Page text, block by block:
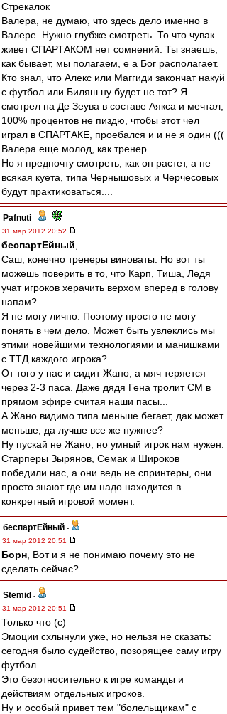
Стрекалок
Валера, не думаю, что здесь дело именно в
Валере. Нужно глубже смотреть. То что чувак
живет СПАРТАКОМ нет сомнений. Ты знаешь,
как бывает, мы полагаем, е а Бог располагает.
Кто знал, что Алекс или Маггиди закончат накуй
с футбол или Биляш ну будет не тот? Я
смотрел на Де Зеува в составе Аякса и мечтал,
100% процентов не пиздю, чтобы этот чел
играл в СПАРТАКЕ, проебался и и не я один (((
Валера еще молод, как тренер.
Но я предпочту смотреть, как он растет, а не
всякая куета, типа Чернышовых и Черчесовых
будут практиковаться....
Pafnuti -
31 мар 2012 20:52
беспартЕйный
Саш, конечно тренеры виноваты. Но вот ты
можешь поверить в то, что Карп, Тиша, Ледя
учат игроков херачить верхом вперед в голову
напам?
Я не могу лично. Поэтому просто не могу
понять в чем дело. Может быть увлеклись мы
этими новейшими технологиями и манишками
с ТТД каждого игрока?
От того у нас и сидит Жано, а мяч теряется
через 2-3 паса. Даже дядя Гена тролит СМ в
прямом эфире считая наши пасы...
А Жано видимо типа меньше бегает, дак может
меньше, да лучше все же нужнее?
Ну пускай не Жано, но умный игрок нам нужен.
Старперы Зырянов, Семак и Широков
победили нас, а они ведь не спринтеры, они
просто знают где им надо находится в
конкретный игровой момент.
беспартЕйный -
31 мар 2012 20:51
Борн , Вот и я не понимаю почему это не
сделать сейчас?
Stemid -
31 мар 2012 20:51
Только что (с)
Эмоции схлынули уже, но нельзя не сказать:
сегодня было судейство, позорящее саму игру
футбол.
Это безотносительно к игре команды и
действиям отдельных игроков.
Ну и особый привет тем "болельщикам" с